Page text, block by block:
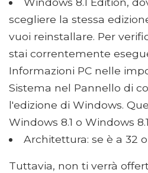
scegliere la stessa
vuoi reinstallare. Per
stai correntemente
Informazioni PC nelle
Sistema nel Pannello di
l'edizione di Windows.
Windows 8.1 o Windows
Architettura: se è a 32
Tuttavia, non ti verrà